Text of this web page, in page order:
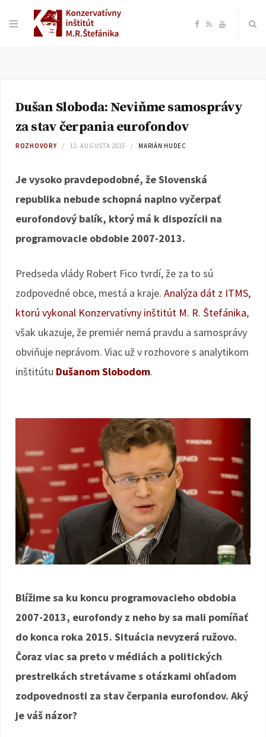
F
e
o
R Y
T
Dušan Sloboda: Neviňme samosprávy
za stav čerpania eurofondov
ROZHOVORY 12. AUGUSTA 2015 MARIÁN HUDEC
Je vysoko pravdepodobné, že Slovenská
republika nebude schopná naplno vyčerpať
eurofondový balík, ktorý má k dispozícii na
programovacie obdobie 2007-2013.
Predseda vlády Robert Fico tvrdí, že za to sú
zodpovedné obce, mestá a kraje. Analýza dát z ITMS,
ktorú vykonal Konzervatívny inštitút M. R. Štefánika,
však ukazuje, že premiér nemá pravdu a samosprávy
obviňuje neprávom. Viac už v rozhovore s analytikom
inštitútu Dušanom Slobodom.
Blížime sa ku koncu programovacieho obdobia
2007-2013, eurofondy z neho by sa mali pomíňať
do konca roka 2015. Situácia nevyzerá ružovo.
Čoraz viac sa preto v médiách a politických
prestrelkách stretávame s otázkami ohľadom
zodpovednosti za stav čerpania eurofondov. Aký
je váš názor?